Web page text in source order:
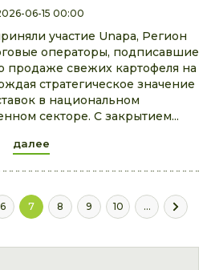
06-15 00:00
участие Unapa, Регион
операторы, подписавшие
продаже свежих картофеля на
стратегическое значение
в национальном
секторе. С закрытием...
далее
6 7 8 9 10 ...